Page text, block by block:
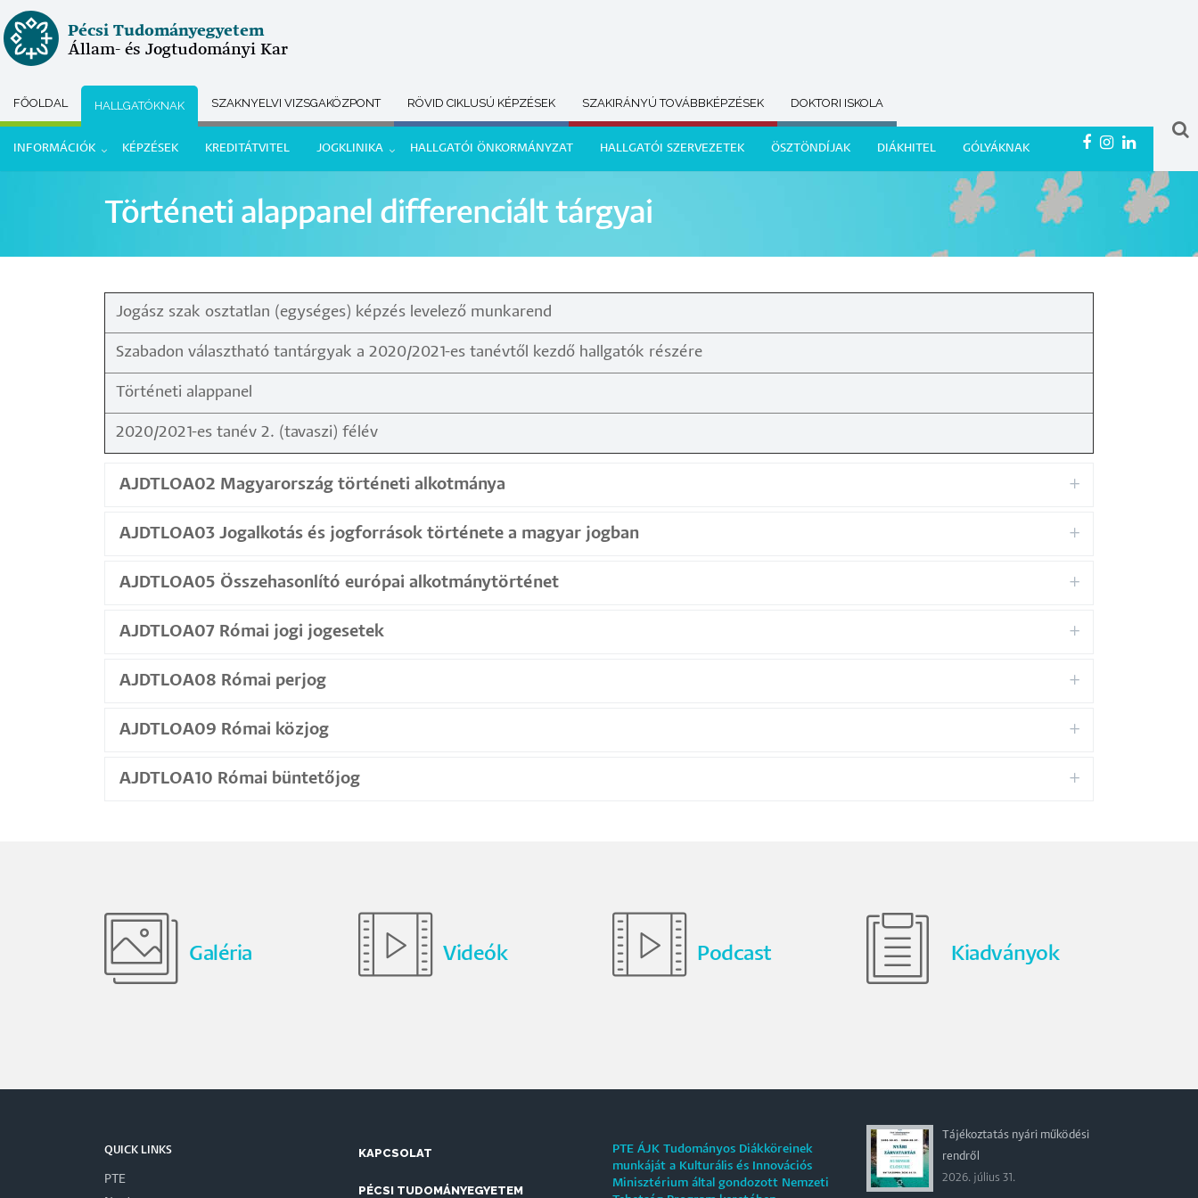
Ugrás
a
tartalomra
Pécsi Tudományegyetem
Állam- és Jogtudományi Kar
Submenu
selector
FŐOLDAL HALLGATÓKNAK SZAKNYELVI VIZSGAKÖZPONT RÖVID CIKLUSÚ KÉPZÉSEK SZAKIRÁNYÚ TOVÁBBKÉPZÉSEK DOKTORI ISKOLA
Hallgatói
INFORMÁCIÓK KÉPZÉSEK KREDITÁTVITEL JOGKLINIKA HALLGATÓI ÖNKORMÁNYZAT HALLGATÓI SZERVEZETEK ÖSZTÖNDÍJAK DIÁKHITEL GÓLYÁKNAK
Történeti alappanel differenciált tárgyai
Jogász szak osztatlan (egységes) képzés levelező munkarend
Szabadon választható tantárgyak a 2020/2021-es tanévtől kezdő hallgatók részére
Történeti alappanel
2020/2021-es tanév 2. (tavaszi) félév
AJDTLOA02 Magyarország történeti alkotmánya
AJDTLOA03 Jogalkotás és jogforrások története a magyar jogban
AJDTLOA05 Összehasonlító európai alkotmánytörténet
AJDTLOA07 Római jogi jogesetek
AJDTLOA08 Római perjog
AJDTLOA09 Római közjog
AJDTLOA10 Római büntetőjog
Galéria Videók Podcast Kiadványok
QUICK LINKS
PTE
KAPCSOLAT
PÉCSI TUDOMÁNYEGYETEM
PTE ÁJK Tudományos Diákköreinek
munkáját a Kulturális és Innovációs
Minisztérium által gondozott Nemzeti
Tájékoztatás nyári működési
rendről
2026. július 31.